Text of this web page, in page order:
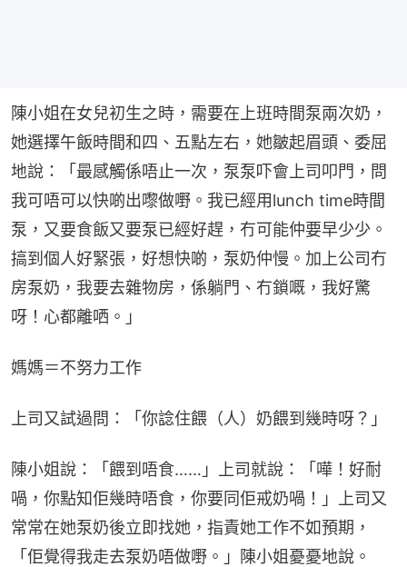
陳小姐在女兒初生之時，需要在上班時間泵兩次奶，
她選擇午飯時間和四、五點左右，她皺起眉頭、委屈
地說：「最感觸係唔止一次，泵泵吓會上司叩門，問
我可唔可以快啲出嚟做嘢。我已經用lunch time時間
泵，又要食飯又要泵已經好趕，冇可能仲要早少少。
搞到個人好緊張，好想快啲，泵奶仲慢。加上公司冇
房泵奶，我要去雜物房，係躺門、冇鎖嘅，我好驚
呀！心都離哂。」
媽媽＝不努力工作
上司又試過問：「你諗住餵（人）奶餵到幾時呀？」
陳小姐說：「餵到唔食……」上司就說：「嘩！好耐
喎，你點知佢幾時唔食，你要同佢戒奶喎！」上司又
常常在她泵奶後立即找她，指責她工作不如預期，
「佢覺得我走去泵奶唔做嘢。」陳小姐憂憂地說。